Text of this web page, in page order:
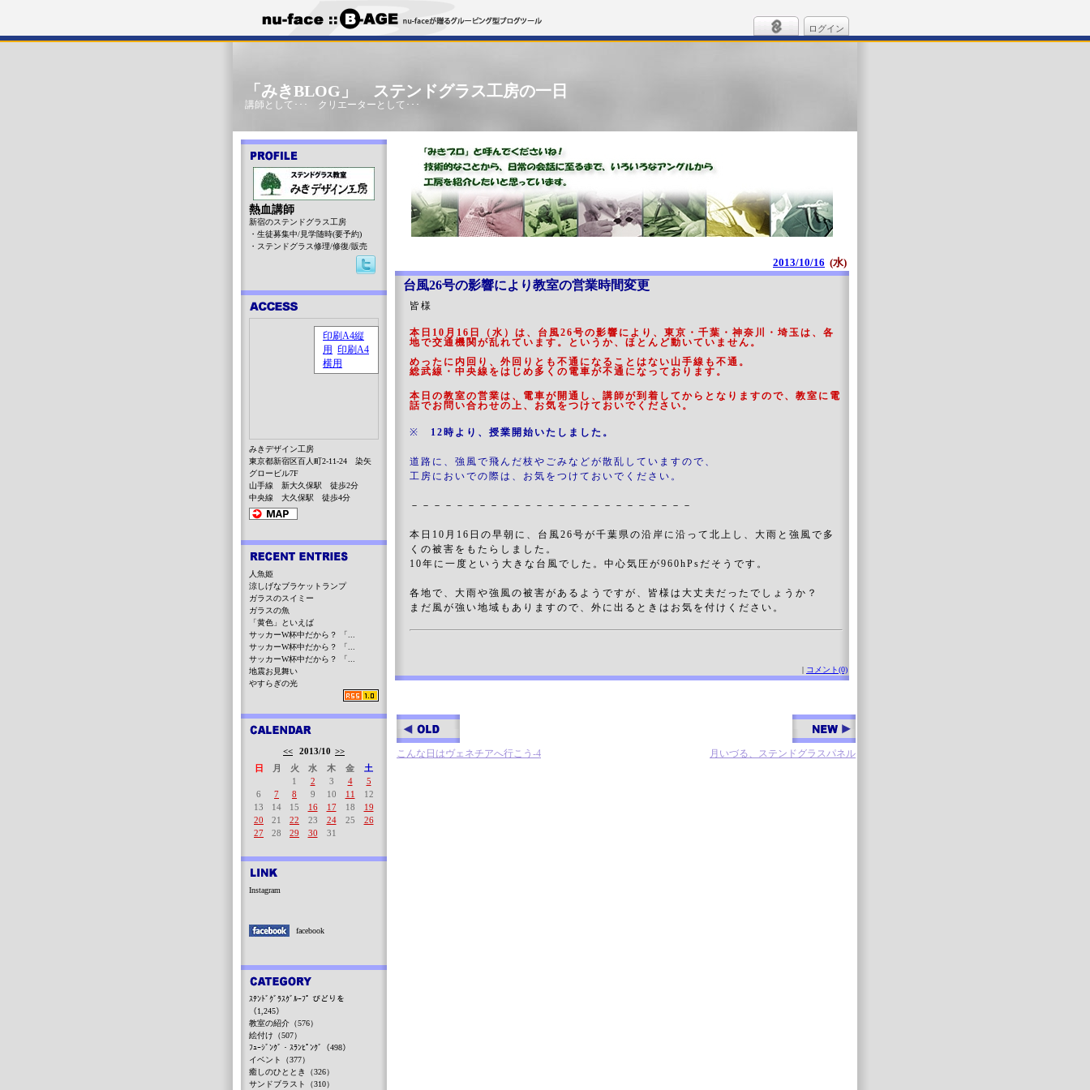
ログイン
「みきBLOG」 ステンドグラス工房の一日
講師として･･･ クリエーターとして･･･
2013/10/16 (水)
台風26号の影響により教室の営業時間変更
皆様
本日10月16日（水）は、台風26号の影響により、東京・千葉・神奈川・埼玉は、各
地で交通機関が乱れています。というか、ほとんど動いていません。
めったに内回り、外回りとも不通になることはない山手線も不通。
総武線・中央線をはじめ多くの電車が不通になっております。
本日の教室の営業は、電車が開通し、講師が到着してからとなりますので、教室に電
話でお問い合わせの上、お気をつけておいでください。
※ 12時より、授業開始いたしました。
道路に、強風で飛んだ枝やごみなどが散乱していますので、
工房においでの際は、お気をつけておいでください。
－－－－－－－－－－－－－－－－－－－－－－－－－
本日10月16日の早朝に、台風26号が千葉県の沿岸に沿って北上し、大雨と強風で多
くの被害をもたらしました。
10年に一度という大きな台風でした。中心気圧が960hPsだそうです。
各地で、大雨や強風の被害があるようですが、皆様は大丈夫だったでしょうか？
まだ風が強い地域もありますので、外に出るときはお気を付けください。
| コメント(0)
こんな日はヴェネチアへ行こう-4 月いづる、ステンドグラスパネル
熱血講師
新宿のステンドグラス工房
・生徒募集中/見学随時(要予約)
・ステンドグラス修理/修復/販売
みきデザイン工房
東京都新宿区百人町2-11-24 染矢
グロービル7F
山手線 新大久保駅 徒歩2分
中央線 大久保駅 徒歩4分
人魚姫
涼しげなブラケットランプ
ガラスのスイミー
ガラスの魚
「黄色」といえば
サッカーW杯中だから？ 「...
サッカーW杯中だから？ 「...
サッカーW杯中だから？ 「...
地震お見舞い
やすらぎの光
<< 2013/10 >>
日
月 火 水 木 金
土
1
2 3 4
5
6
7 8 9 10 11
12
13
14 15 16 17 18
19
20
21 22 23 24 25
26
27
28 29 30 31
Instagram
facebook
ｽﾃﾝﾄﾞｸﾞﾗｽｸﾞﾙｰﾌﾟ びどりを
（1,245）
教室の紹介（576）
絵付け（507）
ﾌｭｰｼﾞﾝｸﾞ・ｽﾗﾝﾋﾟﾝｸﾞ（498）
イベント（377）
癒しのひととき（326）
サンドブラスト（310）